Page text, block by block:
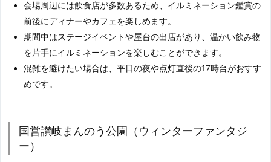
会場周辺には飲食店が多数あるため、イルミネーション鑑賞の
前後にディナーやカフェを楽しめます。
期間中はステージイベントや屋台の出店があり、温かい飲み物
を片手にイルミネーションを楽しむことができます。
混雑を避けたい場合は、平日の夜や点灯直後の17時台がおすす
めです。
国営讃岐まんのう公園（ウィンターファンタジ
ー）